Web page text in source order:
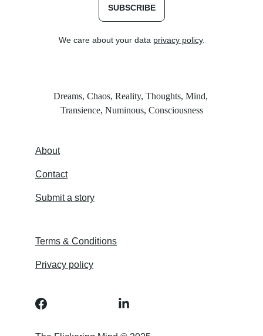
About
Contact
Submit a story
Dreams, Chaos, Reality, Thoughts, Mind,
Transience, Numinous, Consciousness
Terms & Conditions
Privacy policy
SUBSCRIBE
We care about your data privacy policy.